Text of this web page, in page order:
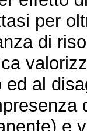
per
di
ed al
e